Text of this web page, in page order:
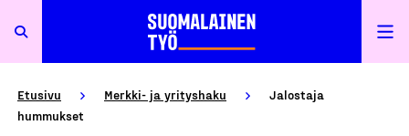
Etusivu Merkki- ja yrityshaku
Jalostaja
hummukset